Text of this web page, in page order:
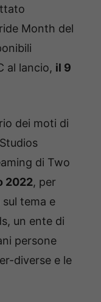
Month del
al lancio, il 9
dei moti di
di Two
2022, per
tema e
un ente di
persone
diverse e le